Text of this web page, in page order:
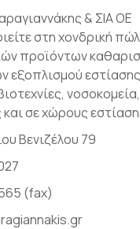
& ΣΙΑ ΟΕ
στη χονδρική
προϊόντων
εξοπλισμού
σε χώρους
Βενιζέλου 79
(fax)